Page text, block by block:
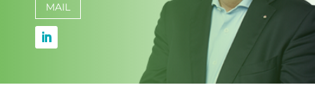
MAIL